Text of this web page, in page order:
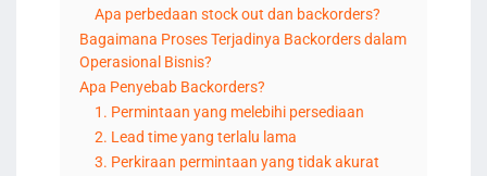
Apa perbedaan stock out dan backorders?
Bagaimana Proses Terjadinya Backorders dalam
Operasional Bisnis?
Apa Penyebab Backorders?
1. Permintaan yang melebihi persediaan
2. Lead time yang terlalu lama
3. Perkiraan permintaan yang tidak akurat